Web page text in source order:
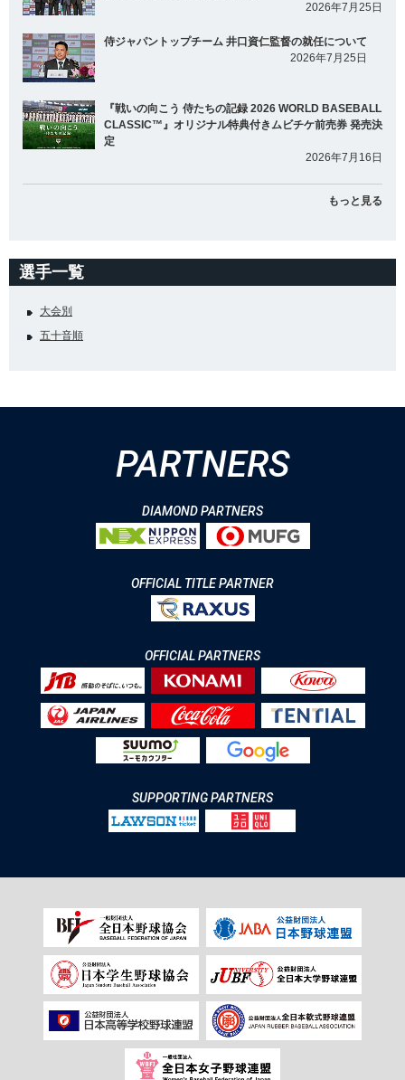
2026年7月25日
侍ジャパントップチーム 井口資仁監督の就任について
2026年7月25日
『戦いの向こう 侍たちの記録 2026 WORLD BASEBALL
CLASSIC™』オリジナル特典付きムビチケ前売券 発売決
定
2026年7月16日
もっと見る
選手一覧
大会別
五十音順
PARTNERS
DIAMOND PARTNERS
OFFICIAL TITLE PARTNER
OFFICIAL PARTNERS
SUPPORTING PARTNERS